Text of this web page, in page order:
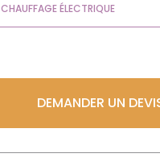
CHAUFFAGE ÉLECTRIQUE
DEMANDER UN